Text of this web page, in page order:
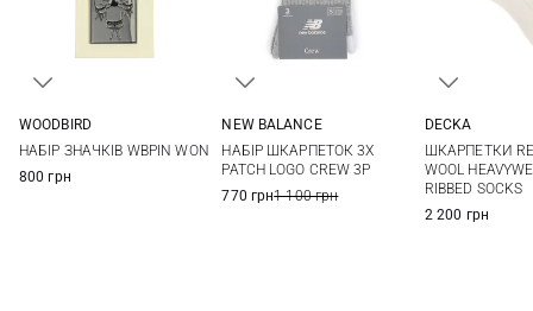
WOODBIRD
НАБІР ЗНАЧКІВ WBPIN WON
800 грн
NEW BALANCE
НАБІР ШКАРПЕТОК 3Х
PATCH LOGO CREW 3P
770 грн1 100 грн
DECKA
ШКАРПЕТКИ
WOOL
RIBBED SOCKS
2 200 грн